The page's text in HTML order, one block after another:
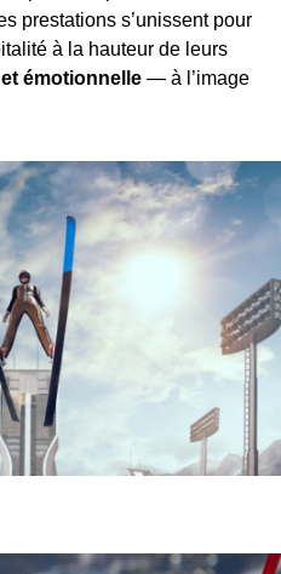
prestations s’unissent pour
à la hauteur de leurs
émotionnelle — à l’image